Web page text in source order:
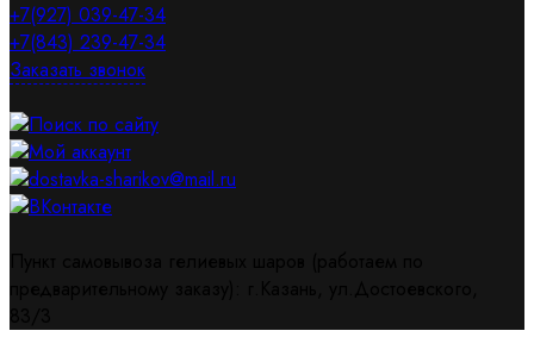
+7(927) 039-47-34
+7(843) 239-47-34
Заказать звонок
Поиск по сайту
Мой аккаунт
dostavka-sharikov@mail.ru
ВКонтакте